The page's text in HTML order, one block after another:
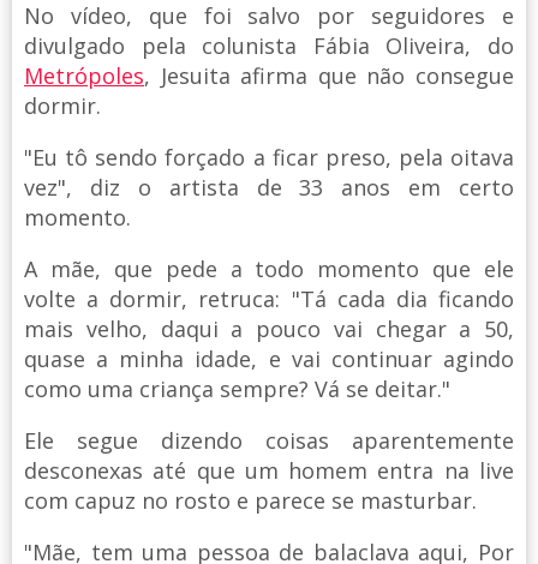
No vídeo, que foi salvo por seguidores e
divulgado pela colunista Fábia Oliveira, do
Metrópoles, Jesuita afirma que não consegue
dormir.
"Eu tô sendo forçado a ficar preso, pela oitava
vez", diz o artista de 33 anos em certo
momento.
A mãe, que pede a todo momento que ele
volte a dormir, retruca: "Tá cada dia ficando
mais velho, daqui a pouco vai chegar a 50,
quase a minha idade, e vai continuar agindo
como uma criança sempre? Vá se deitar."
Ele segue dizendo coisas aparentemente
desconexas até que um homem entra na live
com capuz no rosto e parece se masturbar.
"Mãe, tem uma pessoa de balaclava aqui, Por